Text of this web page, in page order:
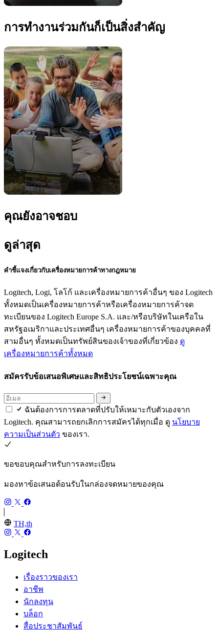
การทำงานร่วมกันก็เป็นสิ่งสำคัญ
คุณยังอาจชอบ
ดูล่าสุด
คำชี้แจงเกี่ยวกับเครื่องหมายการค้าทางกฎหมาย
Logitech, Logi, โลโก้ และเครื่องหมายการค้าอื่นๆ ของ Logitech
ทั้งหมดเป็นเครื่องหมายการค้าหรือเครื่องหมายการค้าจด
ทะเบียนของ Logitech Europe S.A. และ/หรือบริษัทในเครือใน
สหรัฐอเมริกาและประเทศอื่นๆ เครื่องหมายการค้าของบุคคลที่
สามอื่นๆ ทั้งหมดเป็นทรัพย์สินของเจ้าของที่เกี่ยวข้อง ดู
เครื่องหมายการค้าทั้งหมด
สมัครรับข้อเสนอพิเศษและสิทธิประโยชน์เฉพาะคุณ
ฉันต้องการการตลาดที่ปรับให้เหมาะกับตัวเองจาก
Logitech. คุณสามารถยกเลิกการสมัครได้ทุกเมื่อ ดู นโยบาย
ความเป็นส่วนตัว ของเรา.
ขอขอบคุณสำหรับการลงทะเบียน
มองหาข้อเสนอต้อนรับในกล่องจดหมายของคุณ
TH,th
Logitech
เรื่องราวของเรา
อาชีพ
นักลงทุน
บล็อก
สื่อประชาสัมพันธ์